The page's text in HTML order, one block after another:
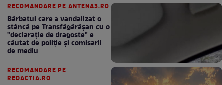
RECOMANDARE PE ANTENA3.RO
Bărbatul care a vandalizat o
stâncă pe Transfăgărășan cu o
"declaraţie de dragoste" e
căutat de poliție și comisarii
de mediu
RECOMANDARE PE
REDACTIA.RO